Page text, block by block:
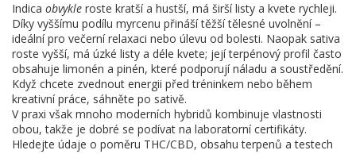
Indica obvykle roste kratší a hustší, má širší listy a kvete rychleji.
Díky vyššímu podílu myrcenu přináší těžší tělesné uvolnění –
ideální pro večerní relaxaci nebo úlevu od bolesti. Naopak sativa
roste vyšší, má úzké listy a déle kvete; její terpénový profil často
obsahuje limonén a pinén, které podporují náladu a soustředění.
Když chcete zvednout energii před tréninkem nebo během
kreativní práce, sáhněte po sativě.
V praxi však mnoho moderních hybridů kombinuje vlastnosti
obou, takže je dobré se podívat na laboratorní certifikáty.
Hledejte údaje o poměru THC/CBD, obsahu terpenů a testech